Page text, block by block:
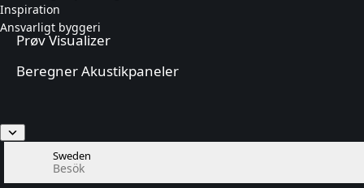
Inspiration
Ansvarligt byggeri
Prøv Visualizer
Beregner Akustikpaneler
Sweden
Besök